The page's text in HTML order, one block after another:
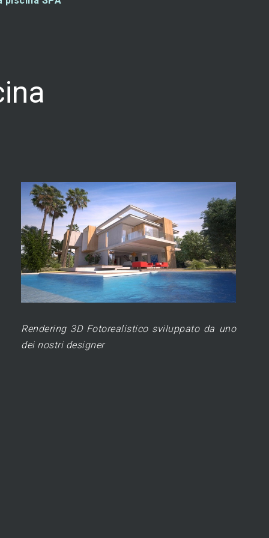
Rendering 3D Fotorealistico sviluppato da uno
dei nostri designer